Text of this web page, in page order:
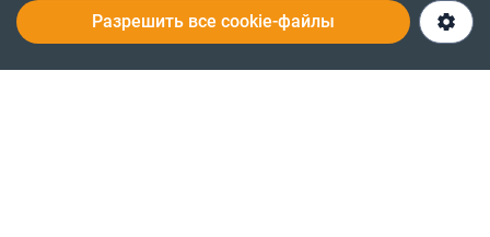
Разрешить все cookie-файлы
(073) XXX XX XX Открыть чат
О нас Служба заботы 24/7